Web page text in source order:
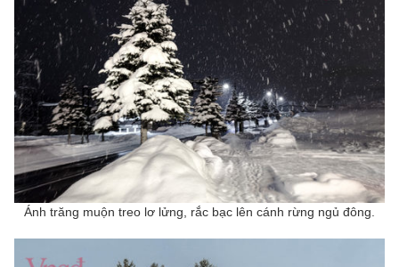
Ánh trăng muộn treo lơ lửng, rắc bạc lên cánh rừng ngủ đông.